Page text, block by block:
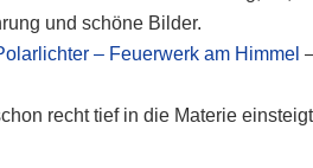
und schöne Bilder.
– Feuerwerk am Himmel
recht tief in die Materie